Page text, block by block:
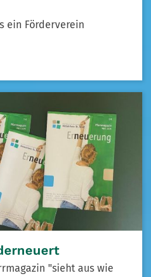
ein Förderverein
"sieht aus wie